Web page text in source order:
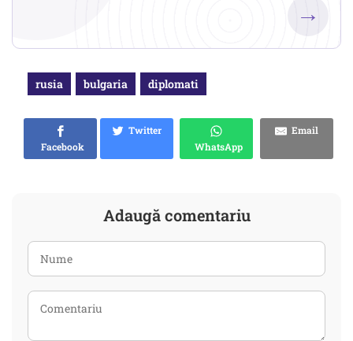
→
rusia bulgaria diplomati
Facebook
Twitter
WhatsApp
Email
Adaugă comentariu